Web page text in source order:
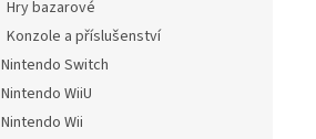
Hry bazarové
Konzole a příslušenství
Nintendo Switch
Nintendo WiiU
Nintendo Wii